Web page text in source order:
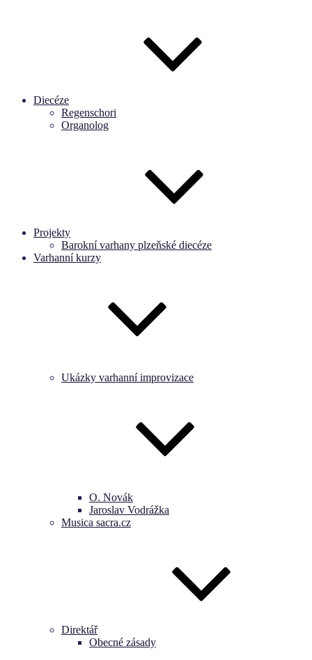
Diecéze
Regenschori
Organolog
Projekty
Barokní varhany plzeňské diecéze
Varhanní kurzy
Ukázky varhanní improvizace
O. Novák
Jaroslav Vodrážka
Musica sacra.cz
Direktář
Obecné zásady